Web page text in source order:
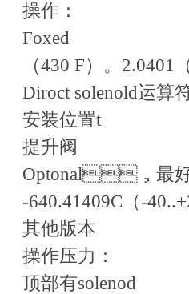
操作：
Foxed
（430 F）。
Diroct solenold运算
安装位置t
提升阀
Optonal，最
-640.41409C（-
其他版本
操作压力：
顶部有solenod